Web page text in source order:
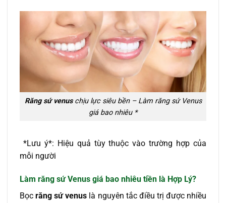
Răng sứ venuschịu lực siêu bền – Làm răng sứ Venus
giá bao nhiêu *
*Lưu ý*: Hiệu quả tùy thuộc vào trường hợp của
mỗi người
Làm răng sứ Venus giá bao nhiêu tiền là Hợp Lý?
Bọcrăng sứ venus là nguyên tắc điều trị được nhiều